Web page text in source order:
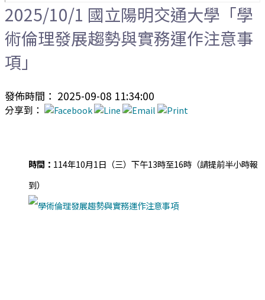
2025/10/1 國立陽明交通大學「學
術倫理發展趨勢與實務運作注意事
項」
發佈時間： 2025-09-08 11:34:00
分享到：
時間： 114年10月1日（三）下午13時至16時（請提前半小時報
到）